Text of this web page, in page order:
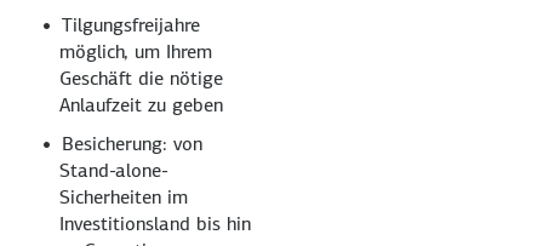
Tilgungsfreijahre
möglich, um Ihrem
Geschäft die nötige
Anlaufzeit zu geben
Besicherung: von
Stand-alone-
Sicherheiten im
Investitionsland bis hin